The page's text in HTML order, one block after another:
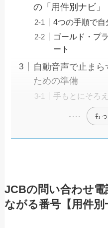
の「用件別ナビ」
4つの手順で自
ゴールド・プ
ート
自動音声で止ま
ための準備
手もとにそろ
も
JCBの問い合わせ
ながる番号【用件別